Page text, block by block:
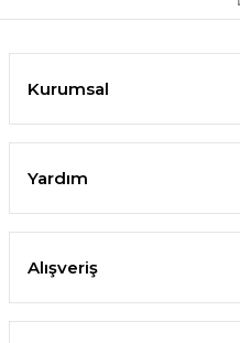
Kurumsal
Yardım
Alışveriş